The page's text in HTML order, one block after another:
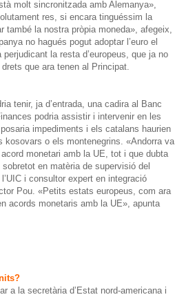
molt sincronitzada amb Alemanya»,
res, si encara tinguéssim la
també la nostra pròpia moneda», afegeix,
no hagués pogut adoptar l’euro el
la resta d’europeus, que ja no
que ara tenen al Principat.
tenir, ja d’entrada, una cadira al Banc
podria assistir i intervenir en les
impediments i els catalans haurien
o els montenegrins. «Andorra va
monetari amb la UE, tot i que dubta
en matèria de supervisió del
i consultor expert en integració
Pou. «Petits estats europeus, com ara
acords monetaris amb la UE», apunta
a la secretària d’Estat nord-americana i